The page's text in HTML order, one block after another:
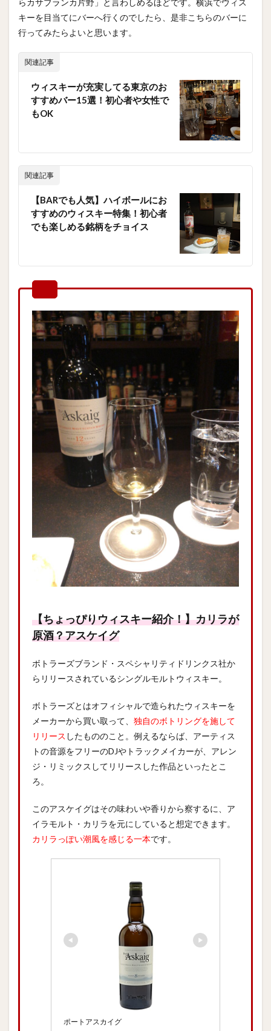
らカサブランカ片野 」と言わしめるほどです。横浜でウィス
キーを目当てにバーへ行くのでしたら、是非こちらのバーに
行ってみたらよいと思います。
関連記事
ウィスキーが充実してる東京のお
すすめバー15選！初心者や女性で
もOK
関連記事
【BARでも人気】ハイボールにお
すすめのウィスキー特集！初心者
でも楽しめる銘柄をチョイス
【ちょっぴりウィスキー紹介！】カリラが
原酒？アスケイグ
ボトラーズブランド・スペシャリティドリンクス社か
らリリースされているシングルモルトウィスキー。
ボトラーズとはオフィシャルで造られたウィスキーを
メーカーから買い取って、 独自のボトリングを施して
リリース したもののこと。例えるならば、アーティス
トの音源をフリーのDJやトラックメイカーが、アレン
ジ・リミックスしてリリースした作品といったとこ
ろ。
このアスケイグはその味わいや香りから察するに、ア
イラモルト・カリラを元にしていると想定できます。
カリラっぽい潮風を感じる一本です。
ポートアスカイグ